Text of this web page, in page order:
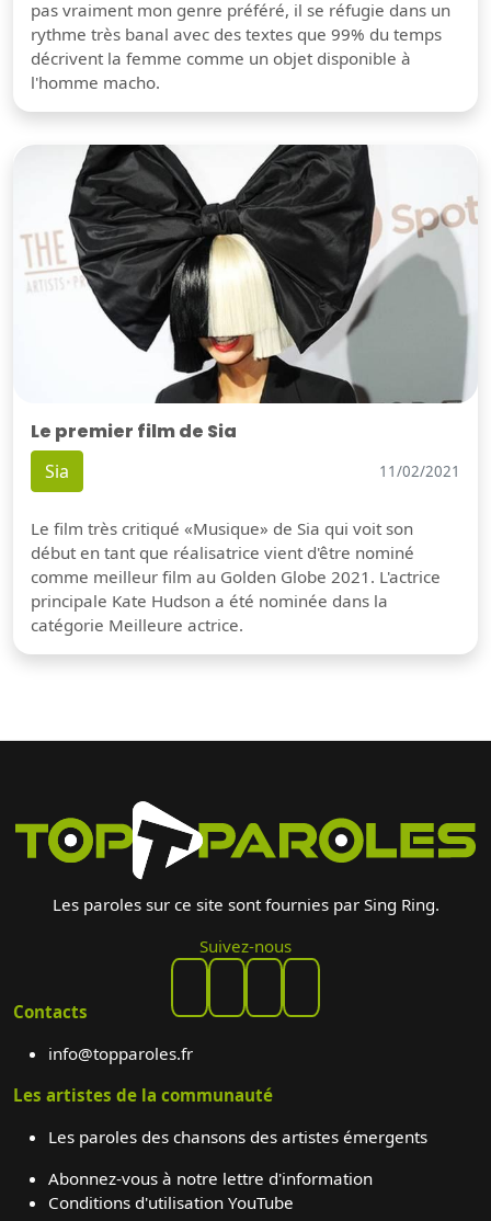
pas vraiment mon genre préféré, il se réfugie dans un
rythme très banal avec des textes que 99% du temps
décrivent la femme comme un objet disponible à
l'homme macho.
Le premier film de Sia
Sia 11/02/2021
Le film très critiqué «Musique» de Sia qui voit son
début en tant que réalisatrice vient d'être nominé
comme meilleur film au Golden Globe 2021. L'actrice
principale Kate Hudson a été nominée dans la
catégorie Meilleure actrice.
Les paroles sur ce site sont fournies par Sing Ring.
Suivez-nous
Contacts
info@topparoles.fr
Les artistes de la communauté
Les paroles des chansons des artistes émergents
Abonnez-vous à notre lettre d'information
Conditions d'utilisation YouTube